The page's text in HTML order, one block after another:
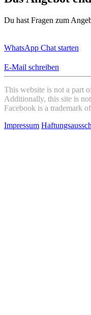
Du hast Fragen zum
WhatsApp Chat starten
E-Mail schreiben
This website is not a part
Additionally, this site is
Facebook is a trademark
Impressum